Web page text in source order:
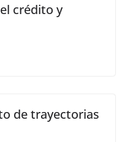
crédito y
de trayectorias